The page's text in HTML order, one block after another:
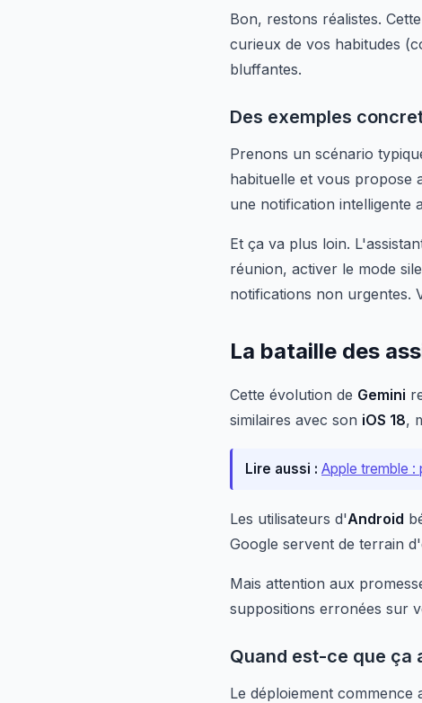
Bon, restons réalistes.
curieux de vos habitudes
bluffantes.
Des exemples
Prenons un scénario
habituelle et vous propose
une notification intelligente
Et ça va plus loin.
réunion, activer le mode
notifications non urgentes.
La bataille des
Cette évolution de Gemini
similaires avec son iOS 18,
Lire aussi : Apple tremble :
Les utilisateurs d'Android
Google servent de terrain
Mais attention aux
suppositions erronées sur
Quand est-ce que ça
Le déploiement